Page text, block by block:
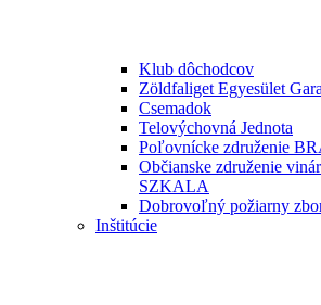
Klub dôchodcov
Zöldfaliget Egyesület
Csemadok
Telovýchovná Jednota
Poľovnícke združenie
Občianske združenie
SZKALA
Dobrovoľný požiarny
Inštitúcie